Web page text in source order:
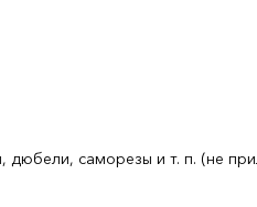
саморезы и т. п. (не